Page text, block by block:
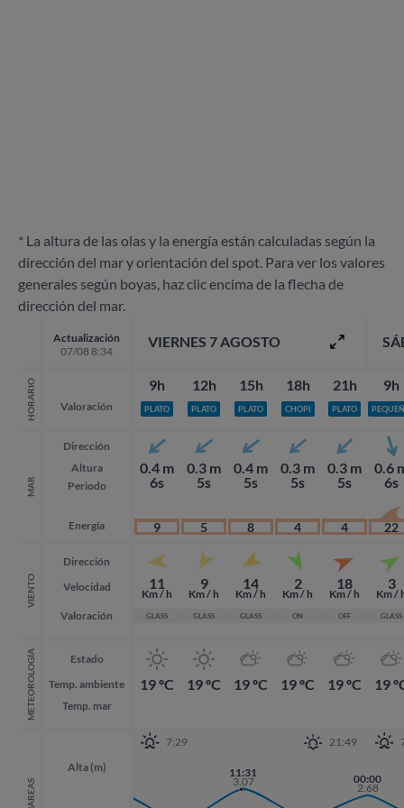
* La altura de las olas y la energía están calculadas según la
dirección del mar y orientación del spot. Para ver los valores
generales según boyas, haz clic encima de la flecha de
dirección del mar.
Actualización
07/08 8:34
HORARIO Valoración
MAR
Dirección
Altura
Periodo
Energía
VIENTO
Dirección
Velocidad
Valoración
METEOROLOGÍA
Estado
Temp. ambiente
Temp. mar
MAREAS
Alta (m)
VIERNES 7 AGOSTO
9h
PLATO
0.4 m
6s
9
11
Km / h
GLASS
19 ºC
12h
PLATO
0.3 m
5s
5
9
Km / h
GLASS
19 ºC
15h
PLATO
0.4 m
5s
8
14
Km / h
GLASS
19 ºC
18h
CHOPI
0.3 m
5s
4
2
Km / h
ON
19 ºC
21h
PLATO
0.3 m
5s
4
18
Km / h
OFF
19 ºC
7:29 21:49
22:38 11:31
3.07 00:00
2.68
9h
0.6
6s
22
3
Km /
GLASS
19
00:00
2.68